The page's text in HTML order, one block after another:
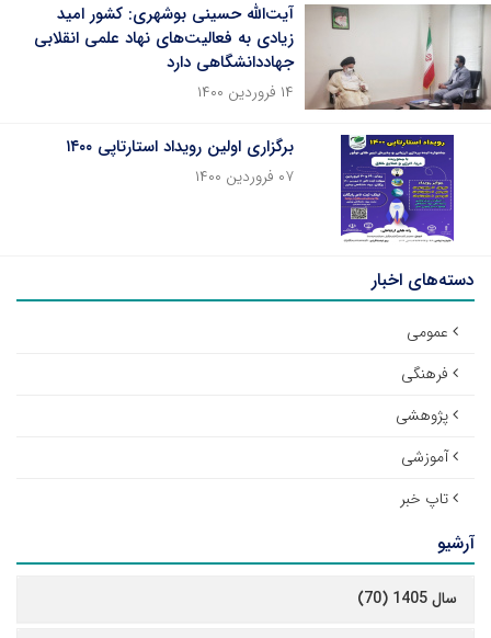
آیت‌الله حسینی بوشهری: کشور امید
زیادی به فعالیت‌های نهاد علمی انقلابی
جهاددانشگاهی دارد
۱۴ فروردین ۱۴۰۰
برگزاری اولین رویداد استارتاپی ۱۴۰۰
۰۷ فروردین ۱۴۰۰
دسته‌های اخبار
عمومی
فرهنگی
پژوهشی
آموزشی
تاپ خبر
آرشیو
سال 1405 (70)